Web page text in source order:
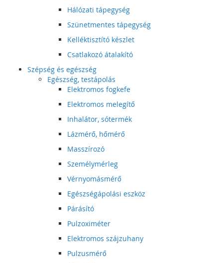
Hálózati tápegység
Szünetmentes tápegység
Kelléktisztító készlet
Csatlakozó átalakító
Szépség és egészség
Egészség, testápolás
Elektromos fogkefe
Elektromos melegítő
Inhalátor, sótermék
Lázmérő, hőmérő
Masszírozó
Személymérleg
Vérnyomásmérő
Egészségápolási eszköz
Párásító
Pulzoximéter
Elektromos szájzuhany
Pulzusmérő